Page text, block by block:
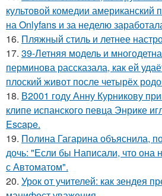
культовой комедии американский
на Onlyfans и за неделю
16. Пляжный стиль и летнее
17. 39-Летняя модель и
перминова рассказала, как ей
плоский живот после четырёх
18. В2001 году Анну Курникову
клипе испанского певца Энрике
Escape.
19. Полина Гагарина объяснила,
дочь: "Если бы Написали, что она
с Автоматом".
20. Урок от учителей: как зендея